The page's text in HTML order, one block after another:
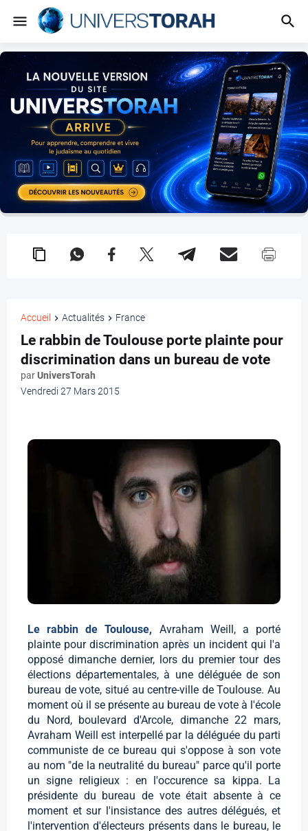
Accueil Actualités France
Le rabbin de Toulouse porte plainte pour
discrimination dans un bureau de vote
parUniversTorah
Vendredi 27 Mars 2015
Le rabbin de Toulouse, Avraham Weill, a porté
plainte pour discrimination après un incident qui l'a
opposé dimanche dernier, lors du premier tour des
élections départementales, à une déléguée de son
bureau de vote, situé au centre-ville de Toulouse. Au
moment où il se présente au bureau de vote à l'école
du Nord, boulevard d'Arcole, dimanche 22 mars,
Avraham Weill est interpellé par la déléguée du parti
communiste de ce bureau qui s'oppose à son vote
au nom "de la neutralité du bureau" parce qu'il porte
un signe religieux : en l'occurence sa kippa. La
présidente du bureau de vote était absente à ce
moment et sur l'insistance des autres délégués, et
l'intervention d'électeurs présents dans le bureau, le